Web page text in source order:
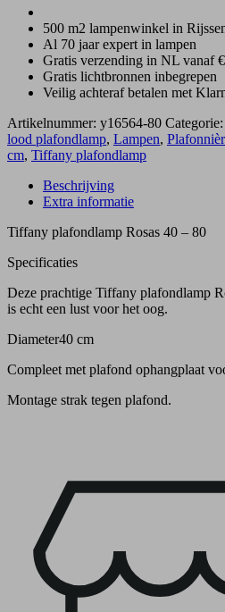
500 m2 lampenwinkel in
Al 70 jaar expert in lampen
Gratis verzending in NL vanaf
Gratis lichtbronnen inbegrepen
Veilig achteraf betalen met
Artikelnummer: y16564-80 Categorie:
lood plafondlamp, Lampen,
cm, Tiffany plafondlamp
Beschrijving
Extra informatie
Tiffany plafondlamp Rosas 40 – 80
Specificaties
Deze prachtige Tiffany plafondlamp
is echt een lust voor het oog.
Diameter40 cm
Compleet met plafond ophangplaat
Montage strak tegen plafond.